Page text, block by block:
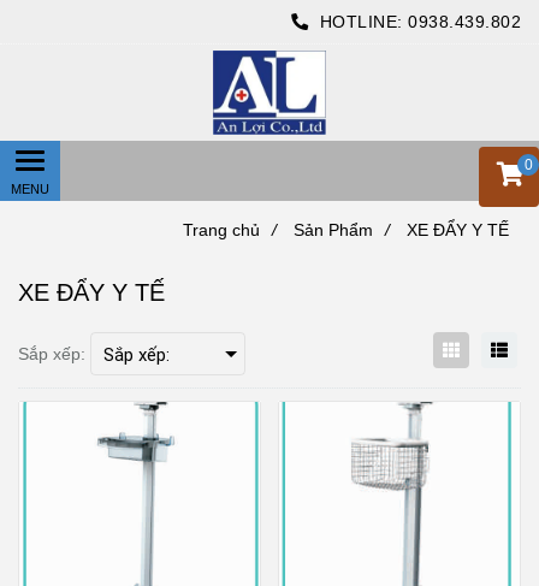
HOTLINE: 0938.439.802
0
Trang chủ / Sản Phẩm / XE ĐẨY Y TẾ
XE ĐẨY Y TẾ
Sắp xếp: